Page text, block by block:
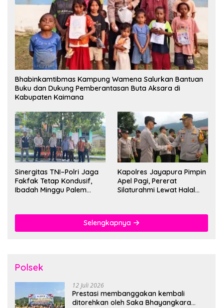
Bhabinkamtibmas Kampung Wamena Salurkan Bantuan
Buku dan Dukung Pemberantasan Buta Aksara di
Kabupaten Kaimana
Sinergitas TNI–Polri Jaga
Fakfak Tetap Kondusif,
Ibadah Minggu Palem
Kapolres Jayapura Pimpin
Apel Pagi, Pererat
Silaturahmi Lewat Halal
Selengkapnya
Polsek
12 Juli 2026
Prestasi membanggakan kembali
ditorehkan oleh Saka Bhayangkara